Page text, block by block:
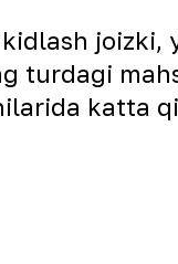
turdagi
katta